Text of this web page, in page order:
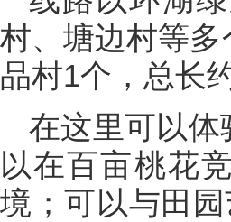
村、塘边村等
品村1个，总长
在这里可以
以在百亩桃花
境；可以与田